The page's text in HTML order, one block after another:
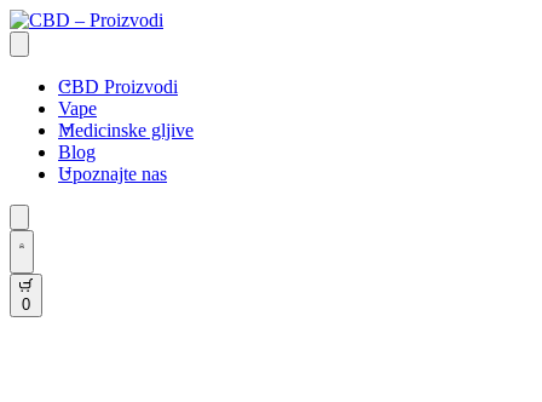
CBD Proizvodi
Vape
Medicinske gljive
Blog
Upoznajte nas
0